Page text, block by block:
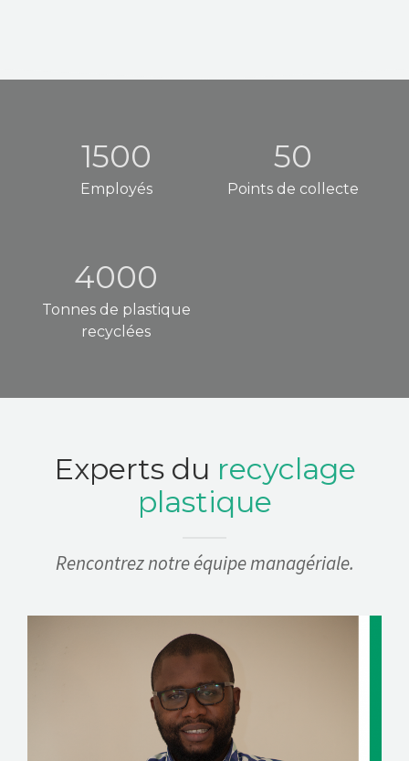
1500
Employés
50
Points de collecte
4000
Tonnes de plastique
recyclées
Experts du recyclage
plastique
Rencontrez notre équipe managériale.